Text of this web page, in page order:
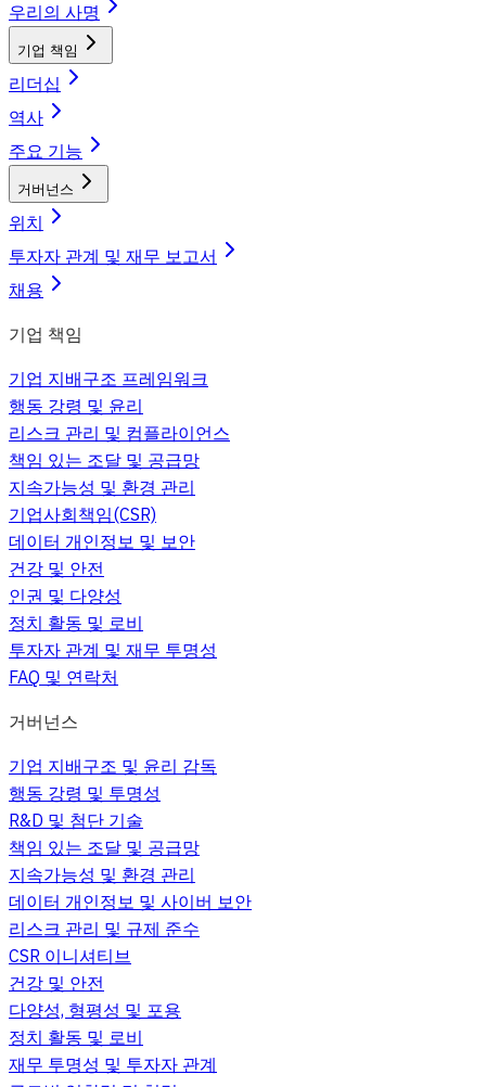
우리의 사명
기업 책임
리더십
역사
주요 기능
거버넌스
위치
투자자 관계 및 재무 보고서
채용
기업 책임
기업 지배구조 프레임워크
행동 강령 및 윤리
리스크 관리 및 컴플라이언스
책임 있는 조달 및 공급망
지속가능성 및 환경 관리
기업사회책임(CSR)
데이터 개인정보 및 보안
건강 및 안전
인권 및 다양성
정치 활동 및 로비
투자자 관계 및 재무 투명성
FAQ 및 연락처
거버넌스
기업 지배구조 및 윤리 감독
행동 강령 및 투명성
R&D 및 첨단 기술
책임 있는 조달 및 공급망
지속가능성 및 환경 관리
데이터 개인정보 및 사이버 보안
리스크 관리 및 규제 준수
CSR 이니셔티브
건강 및 안전
다양성, 형평성 및 포용
정치 활동 및 로비
재무 투명성 및 투자자 관계